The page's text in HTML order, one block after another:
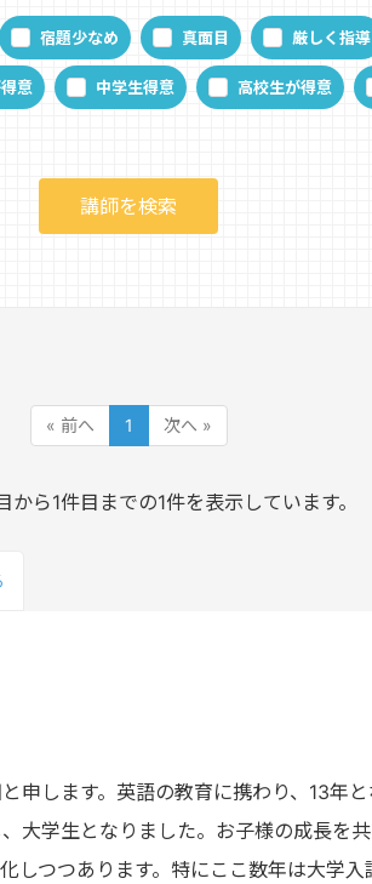
宿題少なめ 真面目 厳しく指導
意 中学生得意 高校生が得意
« 前へ 1 次へ »
から1件目までの1件を表示しています。
申します。英語の教育に携わり、13年
大学生となりました。お子様の成長を
しつつあります。特にここ数年は大学